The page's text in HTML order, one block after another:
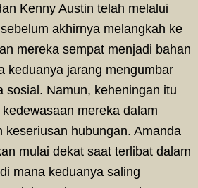
Kenny Austin telah melalui
akhirnya melangkah ke
mereka sempat menjadi bahan
keduanya jarang mengumbar
sosial. Namun, keheningan itu
mereka dalam
keseriusan hubungan. Amanda
mulai dekat saat terlibat dalam
mana keduanya saling